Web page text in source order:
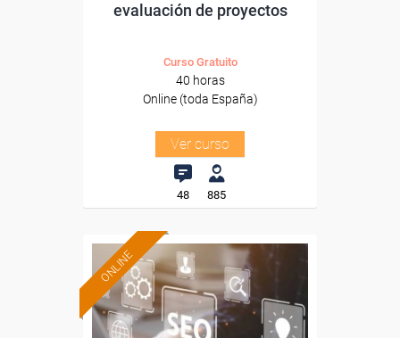
evaluación de proyectos
Curso Gratuito
40 horas
Online (toda España)
Ver curso
48 885
ONLINE
Formación 100%
subvencionada.